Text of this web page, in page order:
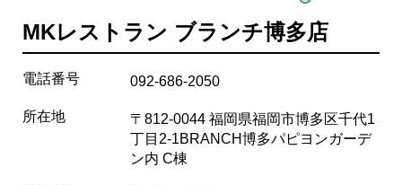
MKレストラン ブランチ博多店
電話番号 092-686-2050
所在地
〒812-0044 福岡県福岡市博多区千代1
丁目2-1BRANCH博多パピヨンガーデ
ン内 C棟